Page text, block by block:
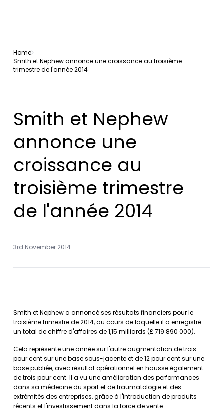
Home
Smith et Nephew annonce une croissance au troisième
trimestre de l'année 2014
Smith et Nephew
annonce une
croissance au
troisième trimestre
de l'année 2014
3rd November 2014
Smith et Nephew a annoncé ses résultats financiers pour le
troisième trimestre de 2014, au cours de laquelle il a enregistré
un total de chiffre d'affaires de 1,15 milliards (£ 719 890 000).
Cela représente une année sur l'autre augmentation de trois
pour cent sur une base sous-jacente et de 12 pour cent sur une
base publiée, avec résultat opérationnel en hausse également
de trois pour cent. Il a vu une amélioration des performances
dans sa médecine du sport et de traumatologie et des
extrémités des entreprises, grâce à l'introduction de produits
récents et l'investissement dans la force de vente.